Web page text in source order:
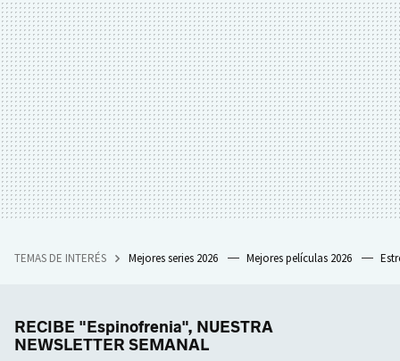
TEMAS DE INTERÉS Mejores series 2026 Mejores películas 2026
RECIBE "Espinofrenia", NUESTRA
NEWSLETTER SEMANAL